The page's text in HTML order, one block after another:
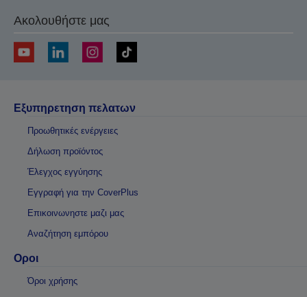
Ακολουθήστε μας
Εξυπηρετηση πελατων
Προωθητικές ενέργειες
Δήλωση προϊόντος
Έλεγχος εγγύησης
Εγγραφή για την CoverPlus
Επικοινωνηστε μαζι μας
Αναζήτηση εμπόρου
Οροι
Όροι χρήσης